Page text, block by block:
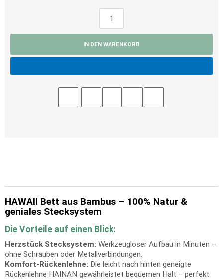
IN DEN WARENKORB
HAWAII Bett aus Bambus – 100% Natur &
geniales Stecksystem
Die Vorteile auf einen Blick:
Herzstück Stecksystem: Werkzeugloser Aufbau in Minuten –
ohne Schrauben oder Metallverbindungen.
Komfort-Rückenlehne: Die leicht nach hinten geneigte
Rückenlehne HAINAN gewährleistet bequemen Halt – perfekt